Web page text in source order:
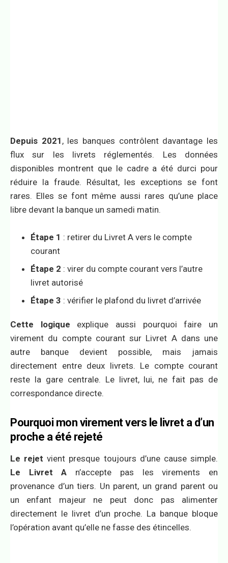
Depuis 2021 , les banques contrôlent davantage les
flux sur les livrets réglementés. Les données
disponibles montrent que le cadre a été durci pour
réduire la fraude. Résultat, les exceptions se font
rares. Elles se font même aussi rares qu’une place
libre devant la banque un samedi matin.
Étape 1 : retirer du Livret A vers le compte
courant
Étape 2 : virer du compte courant vers l’autre
livret autorisé
Étape 3 : vérifier le plafond du livret d’arrivée
Cette logique explique aussi pourquoi faire un
virement du compte courant sur Livret A dans une
autre banque devient possible, mais jamais
directement entre deux livrets. Le compte courant
reste la gare centrale. Le livret, lui, ne fait pas de
correspondance directe.
Pourquoi mon virement vers le livret a d’un
proche a été rejeté
Le rejet vient presque toujours d’une cause simple.
Le Livret A n’accepte pas les virements en
provenance d’un tiers. Un parent, un grand parent ou
un enfant majeur ne peut donc pas alimenter
directement le livret d’un proche. La banque bloque
l’opération avant qu’elle ne fasse des étincelles.